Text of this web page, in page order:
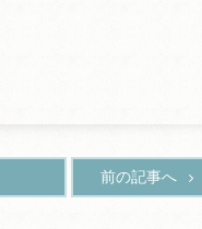
前の記事へ